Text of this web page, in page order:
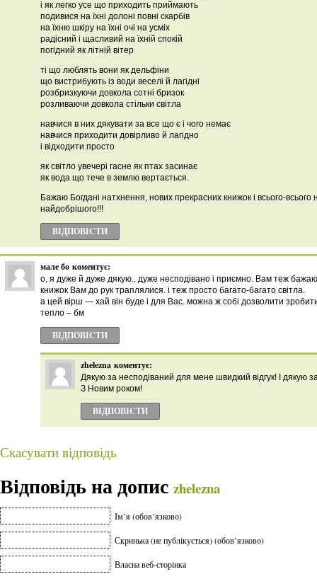
і як легко усе що приходить приймають
подивися на їхні долоні повні скарбів
на їхню шкіру на їхні очі на усміх
радісний і щасливий на їхній спокій
погідний як літній вітер
ті що люблять вони як дельфіни
що вистрибують із води веселі й лагідні
розбризкуючи довкола сотні бризок
розливаючи довкола стільки світла
навчися в них дякувати за все що є і чого немає
навчися приходити довірливо й лагідно
і відходити просто
як світло увечері гасне як птах засинає
як вода що тече в землю вертається.
Бажаю Богдані натхнення, нових прекрасних книжок і всього-всього
найдобрішого!!!
ВІДПОВІCТИ
мале бо коментує:
о, я дуже й дуже дякую.. дуже несподівано і приємно. Вам теж
книжок Вам до рук траплялися. і теж просто багато-багато світла.
а цей вірш — хай він буде і для Вас. можна ж собі дозволити
тепло – бм
ВІДПОВІCТИ
zhelezna коментує:
Дякую за несподіваний для мене швидкий відгук! І дякую
З Новим роком!
ВІДПОВІCТИ
Скасувати відповідь
Відповідь на допис zhelezna
Ім’я (обов’язково)
Скринька (не публікується) (обов’язково)
Власна веб-сторінка